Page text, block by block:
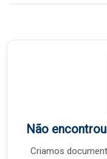
Não
Criamos